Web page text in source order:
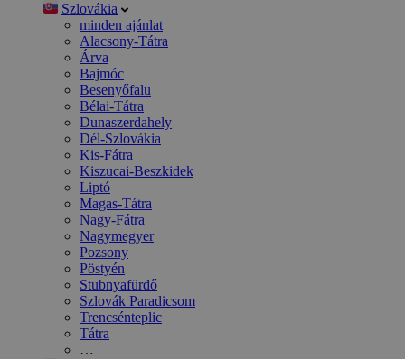
Szlovákia
minden ajánlat
Alacsony-Tátra
Árva
Bajmóc
Besenyőfalu
Bélai-Tátra
Dunaszerdahely
Dél-Szlovákia
Kis-Fátra
Kiszucai-Beszkidek
Liptó
Magas-Tátra
Nagy-Fátra
Nagymegyer
Pozsony
Pöstyén
Stubnyafürdő
Szlovák Paradicsom
Trencsénteplic
Tátra
…